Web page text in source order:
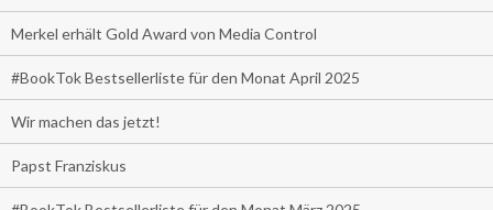
Merkel erhält Gold Award von Media Control
#BookTok Bestsellerliste für den Monat April 2025
Wir machen das jetzt!
Papst Franziskus